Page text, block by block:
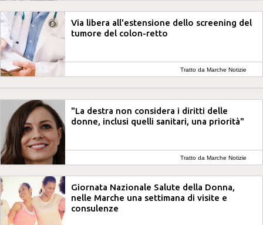
Via libera all'estensione dello screening del
tumore del colon-retto
Tratto da Marche Notizie
"La destra non considera i diritti delle
donne, inclusi quelli sanitari, una priorità"
Tratto da Marche Notizie
Giornata Nazionale Salute della Donna,
nelle Marche una settimana di visite e
consulenze